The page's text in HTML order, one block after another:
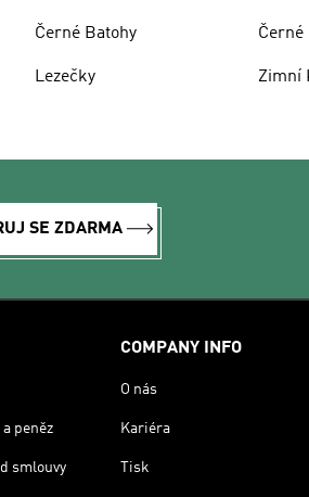
Černé Batohy
Lezečky
Černé
Zimní
SE ZDARMA
peněz
smlouvy
COMPANY INFO
O nás
Kariéra
Tisk